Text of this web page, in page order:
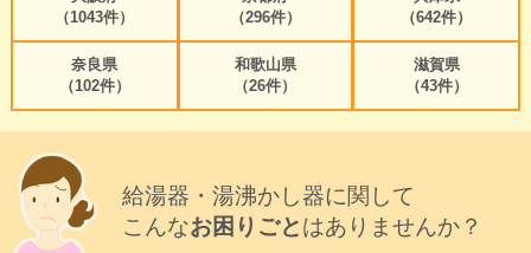
（1043件）
（296件）
（642件）
奈良県
（102件）
和歌山県
（26件）
滋賀県
（43件）
給湯器・湯沸かし器に関して
こんなお困りごとはありませんか？